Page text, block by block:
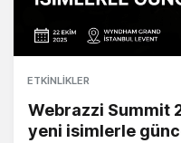
ETKINLIKLER
Webrazzi Summit
yeni isimlerle